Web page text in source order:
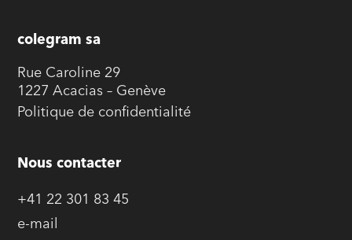
colegram sa
Rue Caroline 29
1227 Acacias – Genève
Politique de confidentialité
Nous contacter
+41 22 301 83 45
e-mail